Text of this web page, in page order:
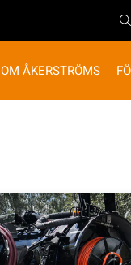
OM ÅKERSTRÖMS